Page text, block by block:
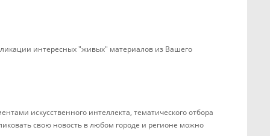
интересных "живых" материалов из Вашего
искусственного интеллекта, тематического отбора
свою новость в любом городе и регионе можно